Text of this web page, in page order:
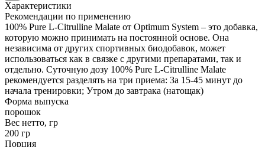
Характеристики
Рекомендации по применению
100% Pure L-Citrulline Malate от Optimum System – это добавка,
которую можно принимать на постоянной основе. Она
независима от других спортивных биодобавок, может
использоваться как в связке с другими препаратами, так и
отдельно. Суточную дозу 100% Pure L-Citrulline Malate
рекомендуется разделять на три приема: За 15-45 минут до
начала тренировки; Утром до завтрака (натощак)
Форма выпуска
порошок
Вес нетто, гр
200 гр
Порция